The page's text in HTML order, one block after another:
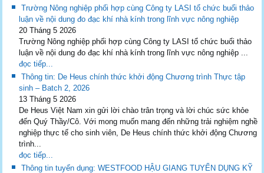
Trường Nông nghiệp phối hợp cùng Công ty LASI tổ chức buổi thảo
luận về nội dung đo đạc khí nhà kính trong lĩnh vực nông nghiệp
20 Tháng 5 2026
Trường Nông nghiệp phối hợp cùng Công ty LASI tổ chức buổi thảo
luận về nội dung đo đạc khí nhà kính trong lĩnh vực nông nghiệp ...
đọc tiếp...
Thông tin: De Heus chính thức khởi động Chương trình Thực tập
sinh – Batch 2, 2026
13 Tháng 5 2026
De Heus Việt Nam xin gửi lời chào trân trọng và lời chúc sức khỏe
đến Quý Thầy/Cô. Với mong muốn mang đến những trải nghiệm nghề
nghiệp thực tế cho sinh viên, De Heus chính thức khởi động Chương
trình...
đọc tiếp...
Thông tin tuyển dụng: WESTFOOD HẬU GIANG TUYỂN DỤNG KỸ